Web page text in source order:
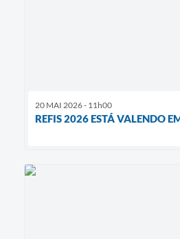
20 MAI 2026 - 11h00
REFIS 2026 ESTÁ VALENDO